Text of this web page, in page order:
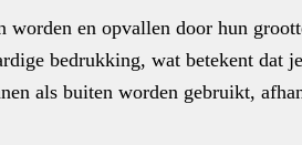
worden en opvallen door hun
bedrukking, wat betekent
als buiten worden gebruikt,